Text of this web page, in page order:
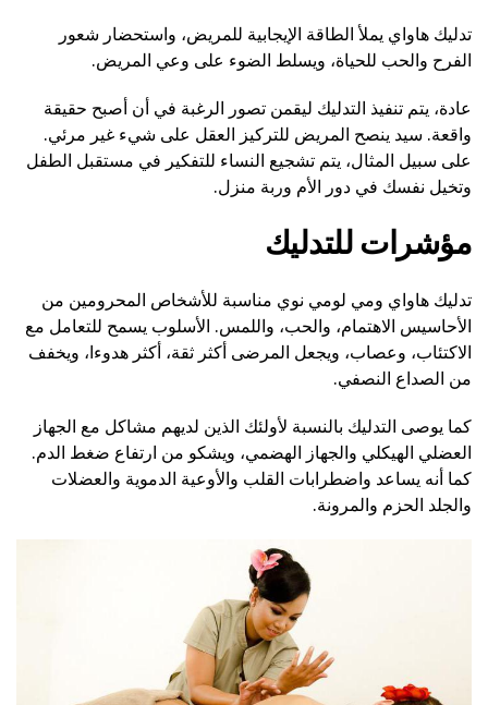
تدليك هاواي يملأ الطاقة الإيجابية للمريض، واستحضار شعور
الفرح والحب للحياة، ويسلط الضوء على وعي المريض.
عادة، يتم تنفيذ التدليك ليقمن تصور الرغبة في أن أصبح حقيقة
واقعة. سيد ينصح المريض للتركيز العقل على شيء غير مرئي.
على سبيل المثال، يتم تشجيع النساء للتفكير في مستقبل الطفل
وتخيل نفسك في دور الأم وربة منزل.
مؤشرات للتدليك
تدليك هاواي ومي لومي نوي مناسبة للأشخاص المحرومين من
الأحاسيس الاهتمام، والحب، واللمس. الأسلوب يسمح للتعامل مع
الاكتئاب، وعصاب، ويجعل المرضى أكثر ثقة، أكثر هدوءا، ويخفف
من الصداع النصفي.
كما يوصى التدليك بالنسبة لأولئك الذين لديهم مشاكل مع الجهاز
العضلي الهيكلي والجهاز الهضمي، ويشكو من ارتفاع ضغط الدم.
كما أنه يساعد واضطرابات القلب والأوعية الدموية والعضلات
والجلد الحزم والمرونة.